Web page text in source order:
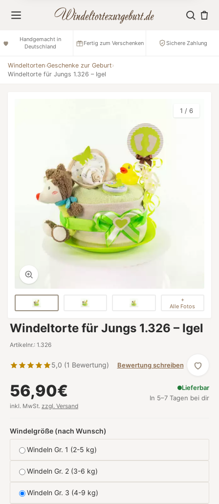
Handgemacht in
Deutschland
Fertig zum Verschenken Sichere Zahlung
Windeltorten›Geschenke zur Geburt›
Windeltorte für Jungs 1.326 – Igel
1 / 6
+
Alle Fotos
Windeltorte für Jungs 1.326 – Igel
Artikelnr.: 1.326
5,0 (1 Bewertung) Bewertung schreiben
56,90€
inkl. MwSt. zzgl. Versand
Lieferbar
In 5–7 Tagen bei dir
Windelgröße (nach Wunsch)
Windeln Gr. 1 (2-5 kg)
Windeln Gr. 2 (3-6 kg)
Windeln Gr. 3 (4-9 kg)